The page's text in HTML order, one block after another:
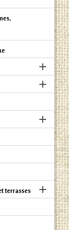



terrasses 